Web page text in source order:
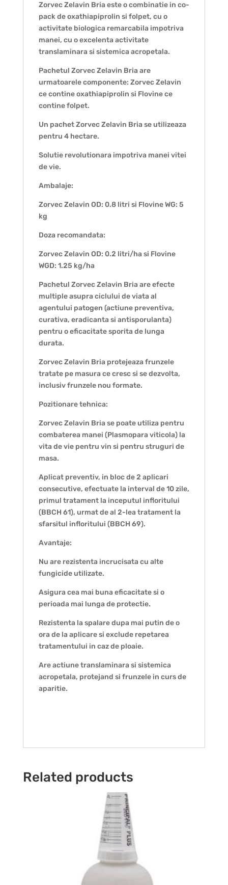
Zorvec Zelavin Bria este o combinatie in co-
pack de oxathiapiprolin si folpet, cu o
activitate biologica remarcabila impotriva
manei, cu o excelenta activitate
translaminara si sistemica acropetala.
Pachetul Zorvec Zelavin Bria are
urmatoarele componente: Zorvec Zelavin
ce contine oxathiapiprolin si Flovine ce
contine folpet.
Un pachet Zorvec Zelavin Bria se utilizeaza
pentru 4 hectare.
Solutie revolutionara impotriva manei vitei
de vie.
Ambalaje:
Zorvec Zelavin OD: 0.8 litri si Flovine WG: 5
kg
Doza recomandata:
Zorvec Zelavin OD: 0.2 litri/ha si Flovine
WGD: 1.25 kg/ha
Pachetul Zorvec Zelavin Bria are efecte
multiple asupra ciclului de viata al
agentului patogen (actiune preventiva,
curativa, eradicanta si antisporulanta)
pentru o eficacitate sporita de lunga
durata.
Zorvec Zelavin Bria protejeaza frunzele
tratate pe masura ce cresc si se dezvolta,
inclusiv frunzele nou formate.
Pozitionare tehnica:
Zorvec Zelavin Bria se poate utiliza pentru
combaterea manei (Plasmopara viticola) la
vita de vie pentru vin si pentru struguri de
masa.
Aplicat preventiv, in bloc de 2 aplicari
consecutive, efectuate la interval de 10 zile,
primul tratament la inceputul infloritului
(BBCH 61), urmat de al 2-lea tratament la
sfarsitul infloritului (BBCH 69).
Avantaje:
Nu are rezistenta incrucisata cu alte
fungicide utilizate.
Asigura cea mai buna eficacitate si o
perioada mai lunga de protectie.
Rezistenta la spalare dupa mai putin de o
ora de la aplicare si exclude repetarea
tratamentului in caz de ploaie.
Are actiune translaminara si sistemica
acropetala, protejand si frunzele in curs de
aparitie.
Related products